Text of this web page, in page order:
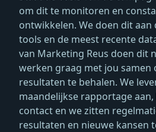
om dit te monitoren en
ontwikkelen. We doen dit aan
tools en de meest recente
van Marketing Reus doen dit
werken graag met jou samen
resultaten te behalen. We
maandelijkse rapportage
contact en we zitten
resultaten en nieuwe kansen